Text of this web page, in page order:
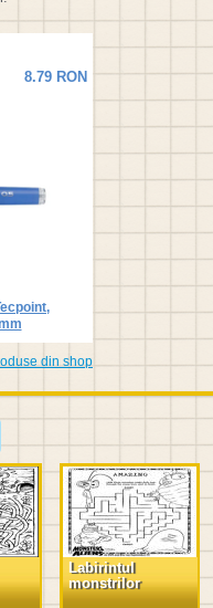
8.79 RON
din shop
Labirintul
monstrilor